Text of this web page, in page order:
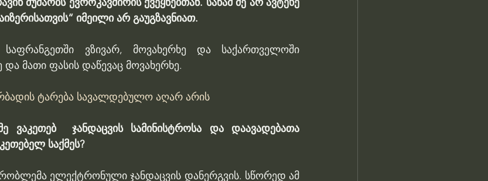
იმეილი არ გაუგზავნიათ.
ვზივარ, მოვახერხე და საქართველოში
და მათი ფასის დაწევაც მოვახერხე.
ტარება სავალდებულო აღარ არის
ჯანდაცვის სამინისტროსა და დაავადებათა
საქმეს?
ელექტრონული ჯანდაცვის დანერგვის. სწორედ ამ